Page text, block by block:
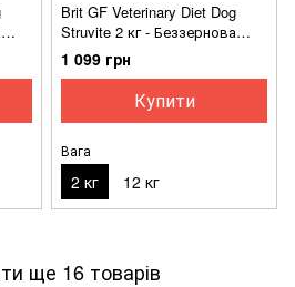
Brit GF Veterinary Diet Dog
Struvite 2 кг - Беззернова
дієта при сечокам'яній
хворобі з яйцем, індичкою,
горохом і гречкою для собак
1 099 грн
Купити
Вага
2 кг 12 кг
ще 16 товарів